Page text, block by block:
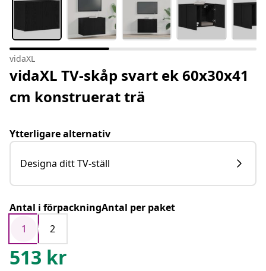
vidaXL
vidaXL TV-skåp svart ek 60x30x41
cm konstruerat trä
Ytterligare alternativ
Designa ditt TV-ställ
Antal i förpackningAntal per paket
1
2
513 kr